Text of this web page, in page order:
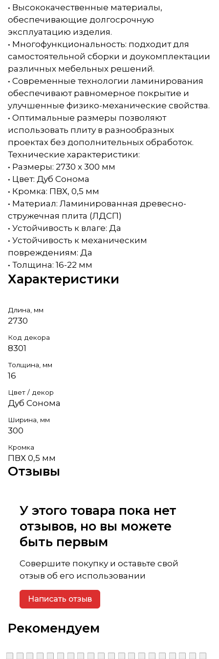
• Высококачественные материалы,
обеспечивающие долгосрочную
эксплуатацию изделия.
• Многофункциональность: подходит для
самостоятельной сборки и доукомплектации
различных мебельных решений.
• Современные технологии ламинирования
обеспечивают равномерное покрытие и
улучшенные физико-механические свойства.
• Оптимальные размеры позволяют
использовать плиту в разнообразных
проектах без дополнительных обработок.
Технические характеристики:
• Размеры: 2730 х 300 мм
• Цвет: Дуб Сонома
• Кромка: ПВХ, 0,5 мм
• Материал: Ламинированная древесно-
стружечная плита (ЛДСП)
• Устойчивость к влаге: Да
• Устойчивость к механическим
повреждениям: Да
• Толщина: 16-22 мм
Характеристики
Длина, мм
2730
Код декора
8301
Толщина, мм
16
Цвет / декор
Дуб Сонома
Ширина, мм
300
Кромка
ПВХ 0,5 мм
Отзывы
У этого товара пока нет
отзывов, но вы можете
быть первым
Совершите покупку и оставьте свой
отзыв об его использовании
Написать отзыв
Рекомендуем